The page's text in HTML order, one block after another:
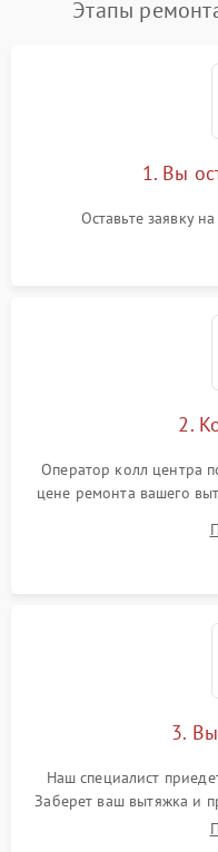
Этапы
1. Вы
Оставьте заявку
2.
Оператор колл центра
цене ремонта вашего
3.
Наш специалист
Заберет ваш вытяжка и